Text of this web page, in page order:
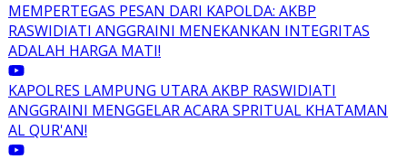
MEMPERTEGAS PESAN DARI KAPOLDA: AKBP
RASWIDIATI ANGGRAINI MENEKANKAN INTEGRITAS
ADALAH HARGA MATI!
KAPOLRES LAMPUNG UTARA AKBP RASWIDIATI
ANGGRAINI MENGGELAR ACARA SPRITUAL KHATAMAN
AL QUR'AN!